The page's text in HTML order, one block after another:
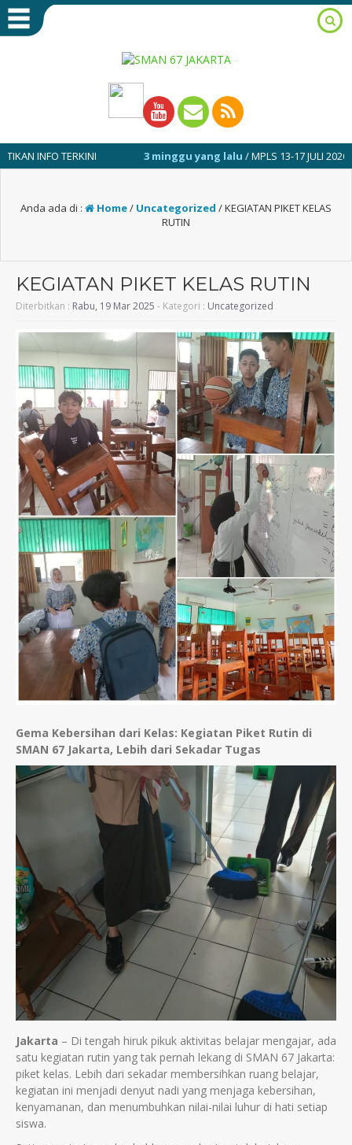
TERKINI 3 minggu yang lalu/ MPLS 13-17 JULI 2026
Anda ada di : Home/ Uncategorized /KEGIATAN PIKET KELAS
RUTIN
KEGIATAN PIKET KELAS RUTIN
Diterbitkan : Rabu, 19 Mar 2025 - Kategori : Uncategorized
Gema Kebersihan dari Kelas: Kegiatan Piket Rutin di
SMAN 67 Jakarta, Lebih dari Sekadar Tugas
Jakarta – Di tengah hiruk pikuk aktivitas belajar mengajar, ada
satu kegiatan rutin yang tak pernah lekang di SMAN 67 Jakarta:
piket kelas. Lebih dari sekadar membersihkan ruang belajar,
kegiatan ini menjadi denyut nadi yang menjaga kebersihan,
kenyamanan, dan menumbuhkan nilai-nilai luhur di hati setiap
siswa.